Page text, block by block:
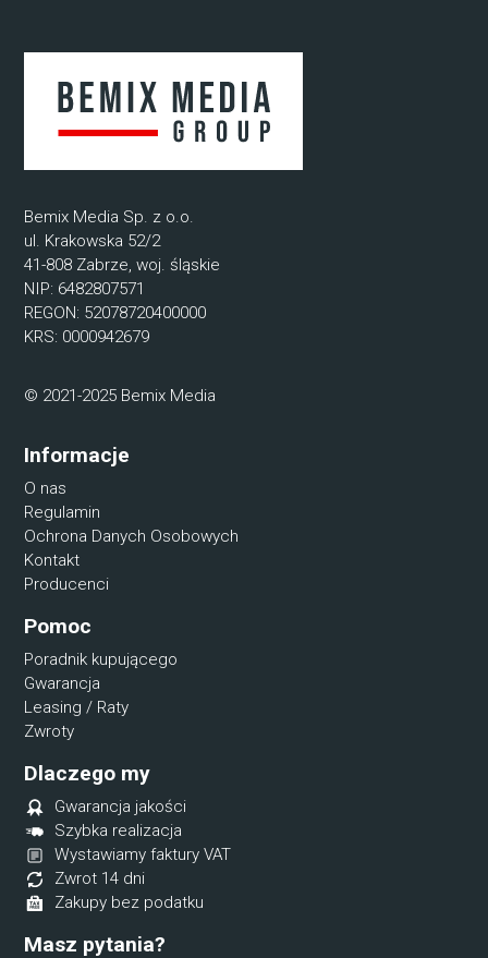
Bemix Media Sp. z o.o.
ul. Krakowska 52/2
41-808 Zabrze, woj. śląskie
NIP: 6482807571
REGON: 52078720400000
KRS: 0000942679
© 2021-2025 Bemix Media
Informacje
O nas
Regulamin
Ochrona Danych Osobowych
Kontakt
Producenci
Pomoc
Poradnik kupującego
Gwarancja
Leasing / Raty
Zwroty
Dlaczego my
Gwarancja jakości
Szybka realizacja
Wystawiamy faktury VAT
Zwrot 14 dni
Zakupy bez podatku
Masz pytania?